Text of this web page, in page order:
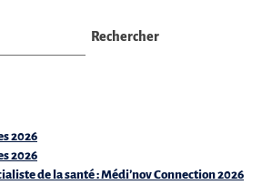
Rechercher
2026
2026
de la santé : Médi’nov Connection 2026